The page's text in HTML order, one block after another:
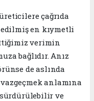
çağrıda
en kıymetli
verimin
bağlıdır. Anız
de aslında
anlamına
ve